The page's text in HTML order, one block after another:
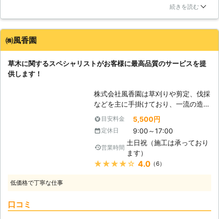
いよう、しっかりと経験を積んで、知
識と技術を磨き上げていますので、安
心して伐採作業をご依頼出来ます。
場合は、チェーンソーの使い方に少し
コツがあります。それを知らずにチェ
という現象が発生し、チェーンソーが
自分に向かって飛んできてしまうの
で、怪我をする恐れがあります。これ
ばかりは知識として理解していても、
体で感覚を覚えない事にはどうしよう
もないので、チェーンソーの扱いに慣
れていない方は、経験・知識・技術が
揃っている加藤造園にご依頼くださ
てきたのでしょうか。いずれ伐採をしなければならないと思
だけだと断られると思いましたが、快く引き受けてくれまし
た。
愛知県 岡崎市 2016年12月19日
続きを読む
㈱風香園
草木に関するスペシャリストがお客様に最高品質のサービスを提
供します！
株式会社風香園は草刈りや剪定、伐採
などを主に手掛けており、一流の造園
師が草木における様々なトラブルを解
決するサービスを行っている会社で
す。伐採などは危険も伴う上に、綿密
な打ち合わせが必要となりますので是
非当社までご相談頂ければと思いま
す。 【お庭の管理は周辺環境にも影
目安料金 5,500円
定休日 9:00～17:00
営業時間
土日祝（施工は承っており
ます）
★★★★★ 4.0（6）
低価格で丁寧な仕事
口コミ